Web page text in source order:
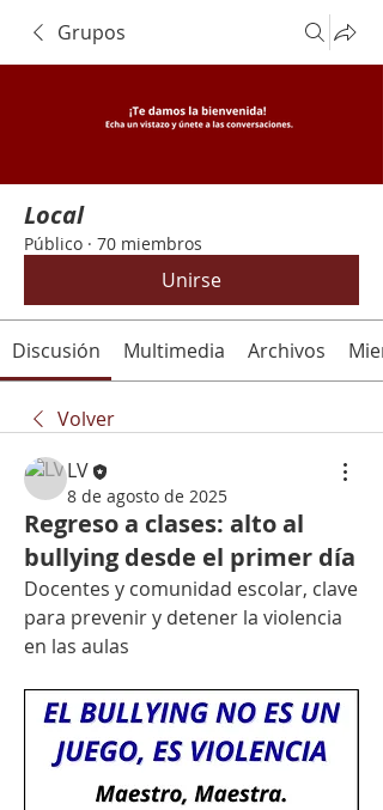
Grupos
Local
Público · 70 miembros
Unirse
Discusión Multimedia Archivos
Volver
LV
8 de agosto de 2025
Regreso a clases: alto al
bullying desde el primer día
Docentes y comunidad escolar, clave
para prevenir y detener la violencia
en las aulas